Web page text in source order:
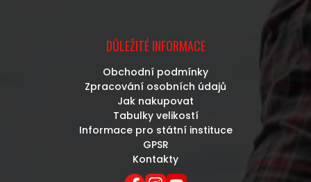
DŮLEŽITÉ INFORMACE
Obchodní podmínky
Zpracování osobních údajů
Jak nakupovat
Tabulky velikostí
Informace pro státní instituce
GPSR
Kontakty